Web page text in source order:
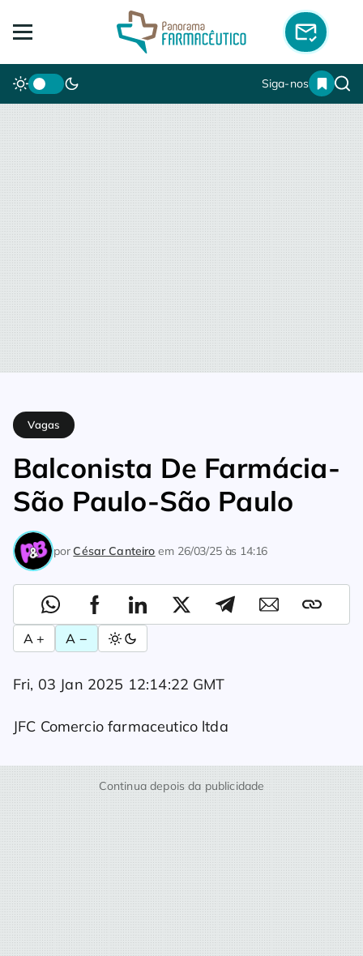
Siga-nos
Home Vagas
Vagas
Balconista De Farmácia-
São Paulo-São Paulo
porCésar Canteiro em 26/03/25 às 14:16
A + A −
Fri, 03 Jan 2025 12:14:22 GMT
JFC Comercio farmaceutico ltda
Continua depois da publicidade